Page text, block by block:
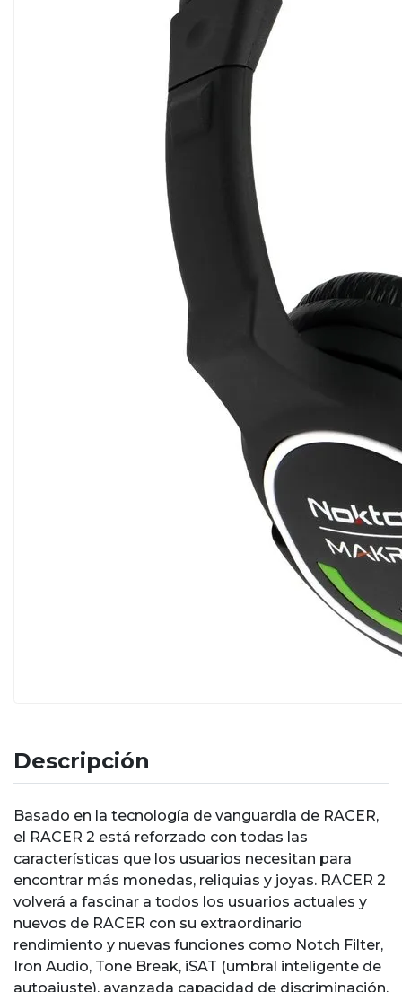
Descripción
Basado en la tecnología de vanguardia de RACER,
el RACER 2 está reforzado con todas las
características que los usuarios necesitan para
encontrar más monedas, reliquias y joyas. RACER 2
volverá a fascinar a todos los usuarios actuales y
nuevos de RACER con su extraordinario
rendimiento y nuevas funciones como Notch Filter,
Iron Audio, Tone Break, iSAT (umbral inteligente de
autoajuste), avanzada capacidad de discriminación,